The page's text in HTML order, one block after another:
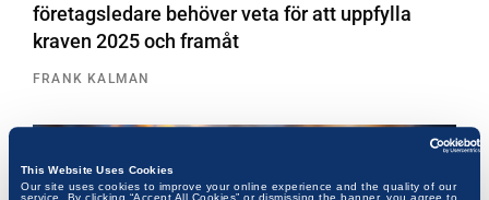
This Website Uses Cookies
Our site uses cookies to improve your online experience and the quality of our
service. By clicking “Accept All Cookies” or dismissing the banner, you agree to
företagsledare behöver veta för att uppfylla
kraven 2025 och framåt
FRANK KALMAN